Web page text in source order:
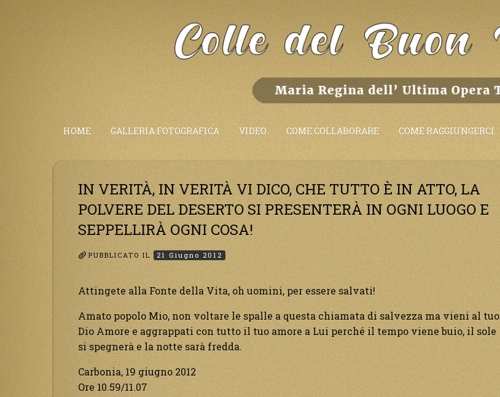
HOME GALLERIA FOTOGRAFICA VIDEO COME COLLABORARE COME RAGGIUNGERCI
IN VERITÀ, IN VERITÀ VI DICO, CHE TUTTO È IN ATTO, LA
POLVERE DEL DESERTO SI PRESENTERÀ IN OGNI LUOGO E
SEPPELLIRÀ OGNI COSA!
PUBBLICATO IL 21 Giugno 2012
Attingete alla Fonte della Vita, oh uomini, per essere salvati!
Amato popolo Mio, non voltare le spalle a questa chiamata di salvezza ma vieni al tuo
Dio Amore e aggrappati con tutto il tuo amore a Lui perché il tempo viene buio, il sole
si spegnerà e la notte sarà fredda.
Carbonia, 19 giugno 2012
Ore 10.59/11.07